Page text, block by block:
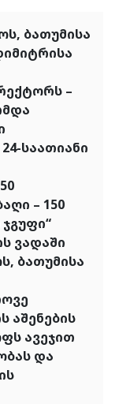
ბათუმისა
–
საათიანი
– 150
ვადაში
ბათუმისა
აშენების
ავეჯით
და